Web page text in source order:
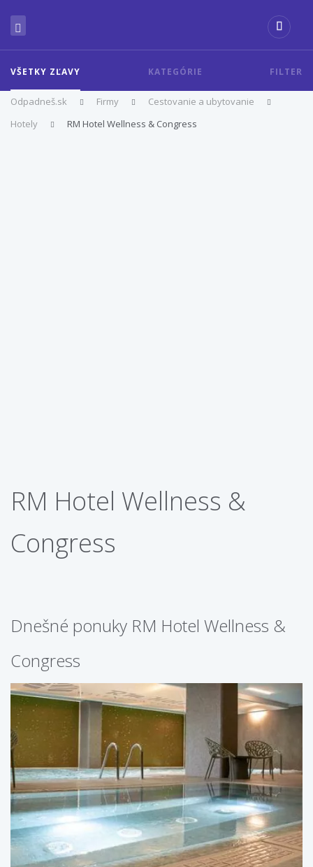
VŠETKY ZĽAVY KATEGÓRIE FILTER
Odpadneš.sk Firmy
Cestovanie a ubytovanie
Hotely
RM Hotel Wellness & Congress
RM Hotel Wellness &
Congress
Dnešné ponuky RM Hotel Wellness &
Congress